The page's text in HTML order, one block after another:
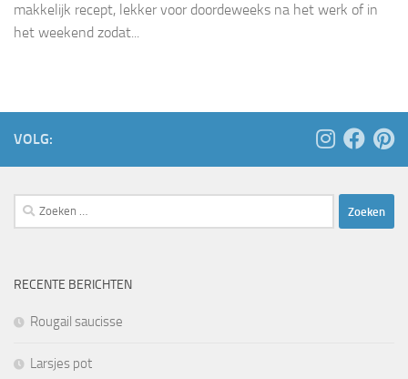
makkelijk recept, lekker voor doordeweeks na het werk of in
het weekend zodat...
VOLG:
Zoeken
naar:
RECENTE BERICHTEN
Rougail saucisse
Larsjes pot